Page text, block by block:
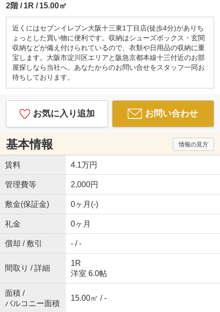
2階
1R 15.00㎡
近くにはセブンイレブン大阪十三東1丁目店(徒歩4分)がありち
ょっとした買い物に便利です。収納はシューズボックス・玄関
収納などが備え付けられているので、衣類や日用品の収納に重
宝します。大阪市淀川区エリアと阪急京都本線十三付近のお部
屋探しなら当社へ。あなたからのお問い合せをスタッフ一同お
待ちしております。
お気に入り追加 お問い合わせ
基本情報 情報の見方
賃料 4.1万円
管理費等 2,000円
敷金(保証金) 0ヶ月(-)
礼金 0ヶ月
償却 / 敷引 - / -
間取り / 詳細
1R
洋室 6.0帖
面積 /
バルコニー面積
15.00㎡ / -